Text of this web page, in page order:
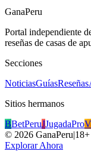
GanaPeru
Portal independiente
reseñas de casas de
Secciones
NoticiasGuíasReseñas
Sitios hermanos
BBetPeruJJugadaProV
© 2026 GanaPeru|
Explorar Ahora